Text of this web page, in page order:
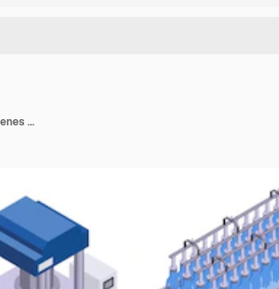
Conjunto isométrico de producción de caucho con íconos aislados de bienes y suministros de trabajadores de fabricación con ilustración de vector de maquinaria industrial